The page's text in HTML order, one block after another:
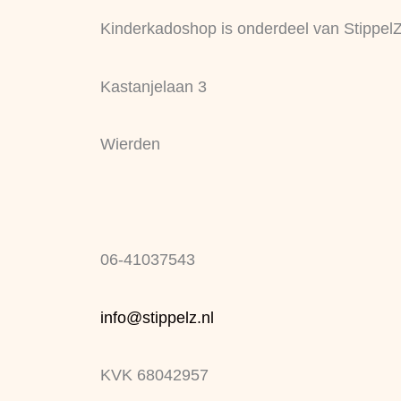
Kinderkadoshop is onderdeel van
Kastanjelaan 3
Wierden
06-41037543
info@stippelz.nl
KVK 68042957